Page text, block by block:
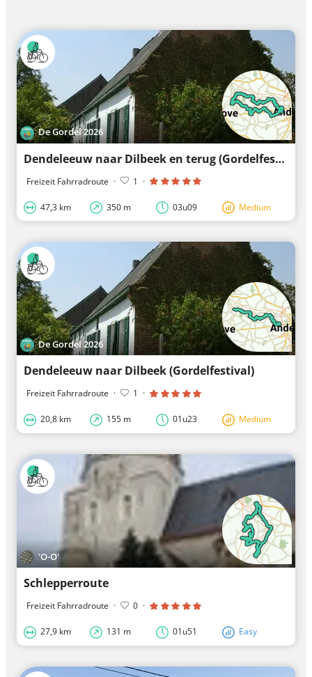
De Gordel 2026
Dendeleeuw naar Dilbeek en terug (Gordelfestival)
Freizeit Fahrradroute · 1 ·
47,3 km 350 m 03u09 Medium
De Gordel 2026
Dendeleeuw naar Dilbeek (Gordelfestival)
Freizeit Fahrradroute · 1 ·
20,8 km 155 m 01u23 Medium
'O-O'
Schlepperroute
Freizeit Fahrradroute · 0 ·
27,9 km 131 m 01u51 Easy